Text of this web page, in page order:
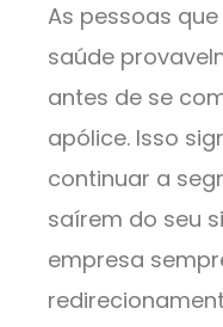
As pessoas
saúde
antes de se
apólice. Isso
continuar a
saírem do seu
empresa